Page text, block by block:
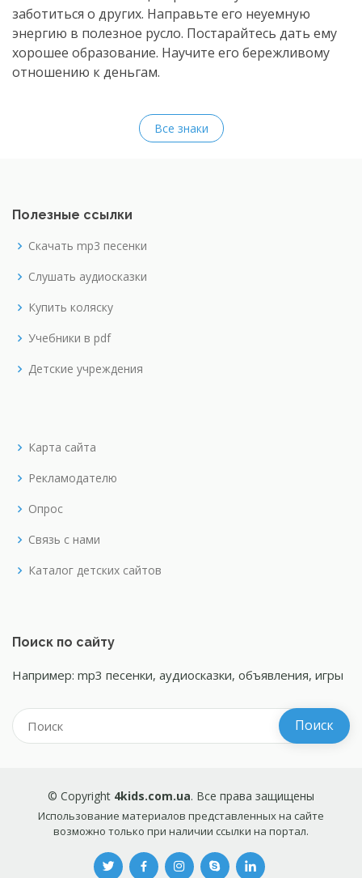
заботиться о других. Направьте его неуемную
энергию в полезное русло. Постарайтесь дать ему
хорошее образование. Научите его бережливому
отношению к деньгам.
Все знаки
Полезные ссылки
Скачать mp3 песенки
Слушать аудиосказки
Купить коляску
Учебники в pdf
Детские учреждения
Карта сайта
Рекламодателю
Опрос
Связь с нами
Каталог детских сайтов
Поиск по сайту
Например: mp3 песенки, аудиосказки, объявления, игры
© Copyright 4kids.com.ua. Все права защищены
Использование материалов представленных на сайте
возможно только при наличии ссылки на портал.